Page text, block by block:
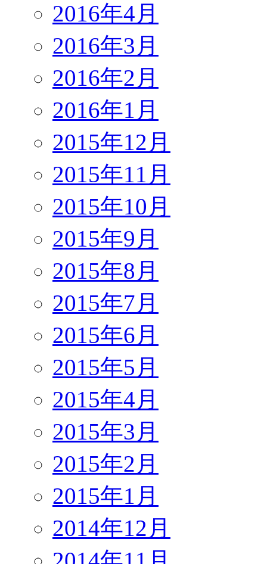
2016年4月
2016年3月
2016年2月
2016年1月
2015年12月
2015年11月
2015年10月
2015年9月
2015年8月
2015年7月
2015年6月
2015年5月
2015年4月
2015年3月
2015年2月
2015年1月
2014年12月